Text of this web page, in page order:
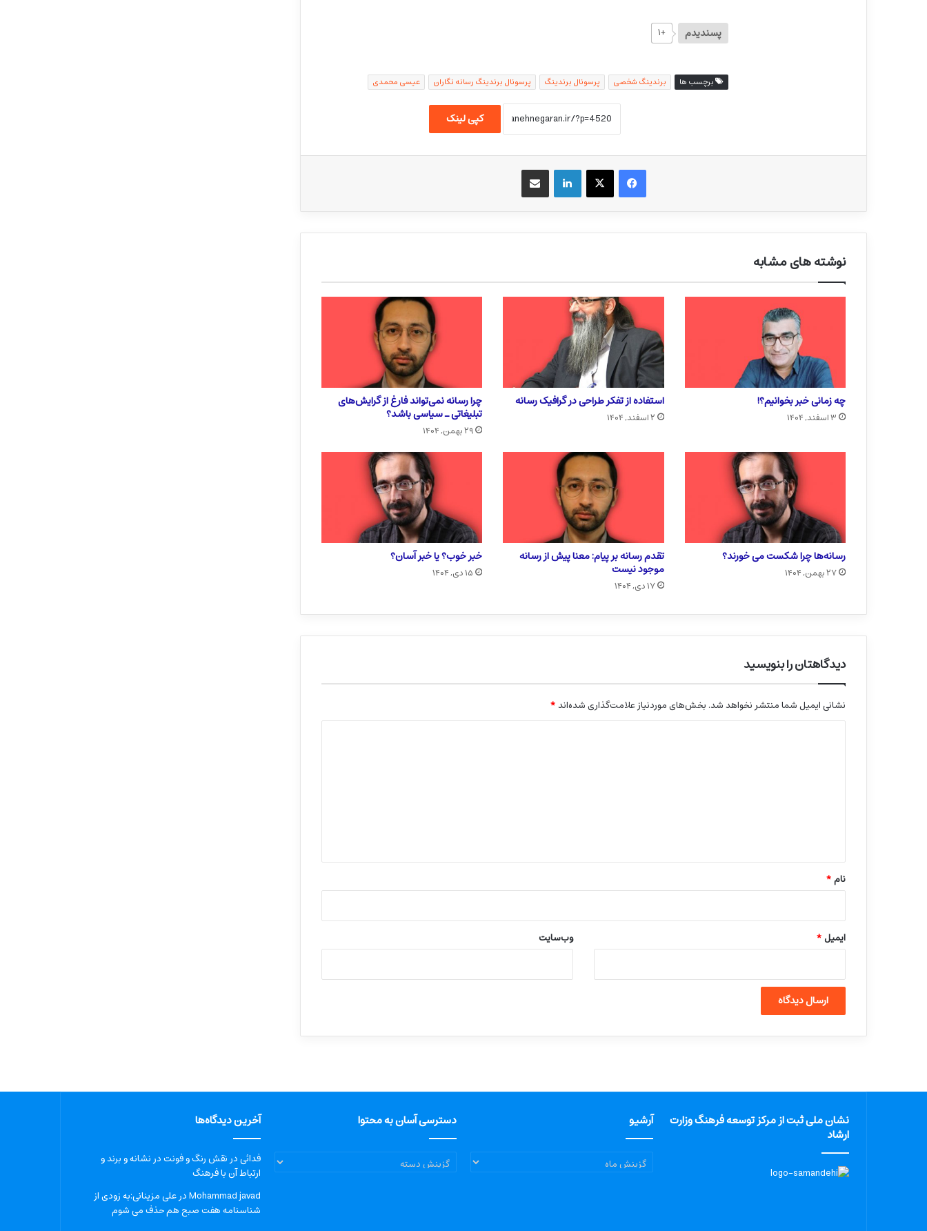
پسندیدم +۱
برچسب ها برندینگ شخصی پرسونال برندینگ پرسونال برندینگ رسانه نگاران عیسی محمدی
کپی لینک
فیسبوک X لینکداین
نوشته های مشابه
چه زمانی خبر بخوانیم؟!
۳ اسفند, ۱۴۰۴
استفاده از تفکر طراحی در گرافیک رسانه
۲ اسفند, ۱۴۰۴
چرا رسانه نمی‌تواند فارغ از گرایش‌های
تبلیغاتی ـ سیاسی باشد؟
۲۹ بهمن, ۱۴۰۴
رسانه‌ها چرا شکست می خورند؟
۲۷ بهمن, ۱۴۰۴
تقدم رسانه بر پیام: معنا پیش از رسانه
موجود نیست
۱۷ دی, ۱۴۰۴
خبر خوب؟ یا خبر آسان؟
۱۵ دی, ۱۴۰۴
دیدگاهتان را بنویسید
نشانی ایمیل شما منتشر نخواهد شد. بخش‌های موردنیاز علامت‌گذاری شده‌اند*
نام*
ایمیل* وب‌سایت
نشان ملی ثبت از مرکز توسعه فرهنگ وزارت
ارشاد
آرشیو
آرشیو
دسترسی آسان به محتوا
دسترسی
آسان
آخرین دیدگاه‌ها
فدائیدر نقش رنگ و فونت در نشانه و برند و
ارتباط آن با فرهنگ
Mohammad javadدرعلی مزینانی:به زودی از
شناسنامه هفت صبح هم حذف می شوم